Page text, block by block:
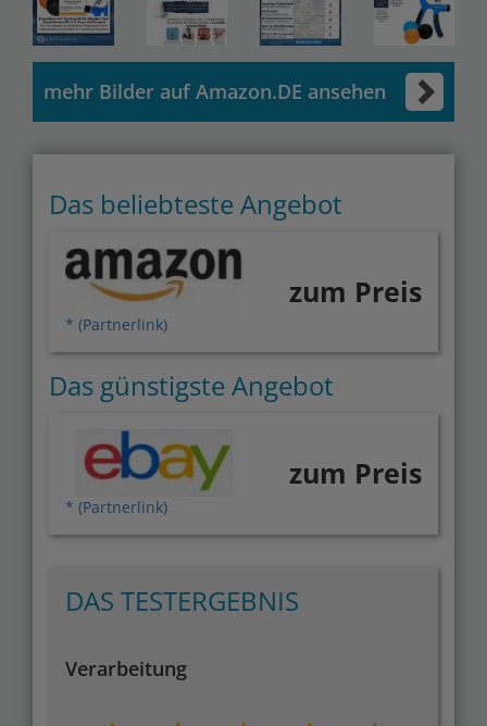
mehr Bilder auf Amazon.DE ansehen
Das beliebteste Angebot
* (Partnerlink)
zum Preis
Das günstigste Angebot
* (Partnerlink)
zum Preis
DAS TESTERGEBNIS
Verarbeitung